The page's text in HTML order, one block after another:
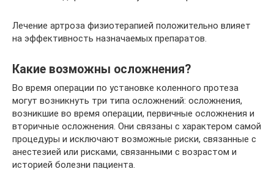
Лечение артроза физиотерапией положительно влияет
на эффективность назначаемых препаратов.
Какие возможны осложнения?
Во время операции по установке коленного протеза
могут возникнуть три типа осложнений: осложнения,
возникшие во время операции, первичные осложнения и
вторичные осложнения. Они связаны с характером самой
процедуры и исключают возможные риски, связанные с
анестезией или рисками, связанными с возрастом и
историей болезни пациента.